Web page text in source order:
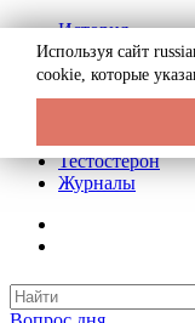
История
Биография
Криминал
Реклама на
Тестостерон
Журналы
Используя сайт
cookie, которые